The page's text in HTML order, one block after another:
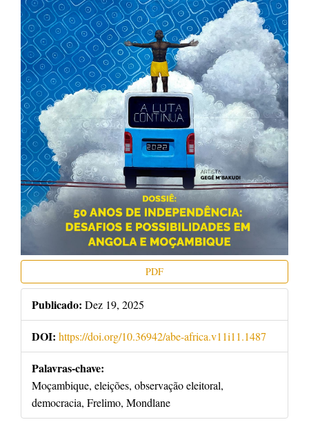
PDF
Publicado: Dez 19, 2025
DOI: https://doi.org/10.36942/abe-africa.v11i11.1487
Palavras-chave:
Moçambique, eleições, observação eleitoral,
democracia, Frelimo, Mondlane